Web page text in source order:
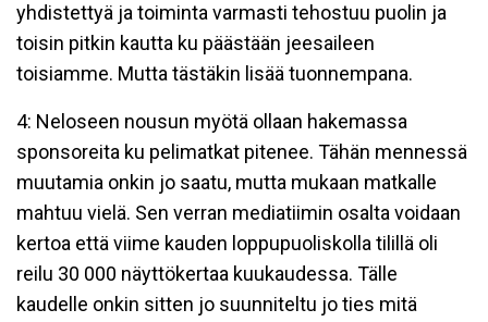
yhdistettyä ja toiminta varmasti tehostuu puolin ja
toisin pitkin kautta ku päästään jeesaileen
toisiamme. Mutta tästäkin lisää tuonnempana.
4: Neloseen nousun myötä ollaan hakemassa
sponsoreita ku pelimatkat pitenee. Tähän mennessä
muutamia onkin jo saatu, mutta mukaan matkalle
mahtuu vielä. Sen verran mediatiimin osalta voidaan
kertoa että viime kauden loppupuoliskolla tilillä oli
reilu 30 000 näyttökertaa kuukaudessa. Tälle
kaudelle onkin sitten jo suunniteltu jo ties mitä